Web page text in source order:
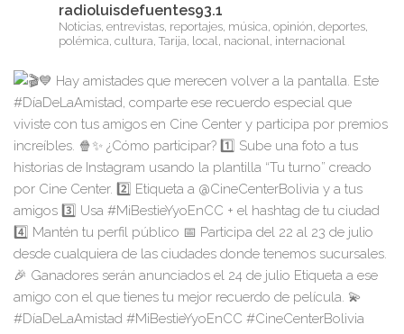
radioluisdefuentes93.1
Noticias, entrevistas, reportajes, música, opinión, deportes,
polémica, cultura, Tarija, local, nacional, internacional